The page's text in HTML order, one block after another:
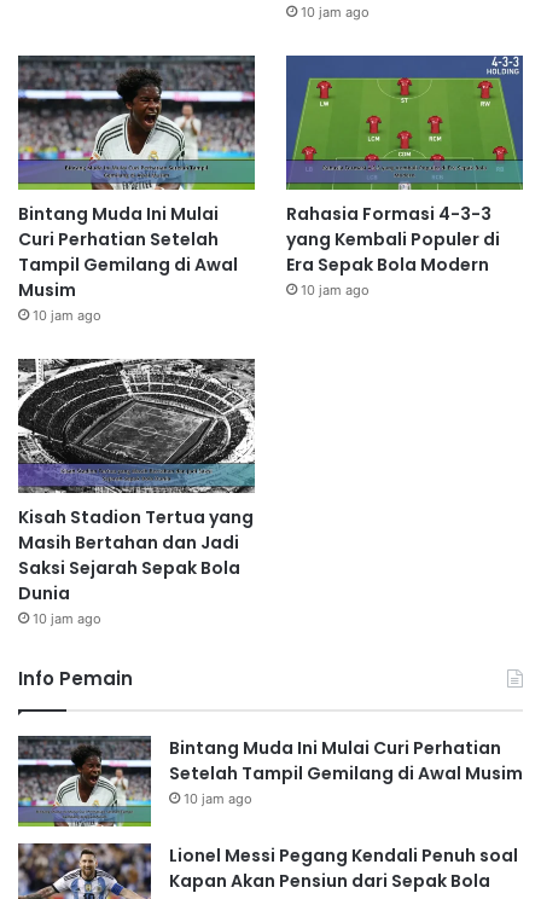
10 jam ago
Bintang Muda Ini Mulai
Curi Perhatian Setelah
Tampil Gemilang di Awal
Musim
10 jam ago
Rahasia Formasi 4-3-3
yang Kembali Populer di
Era Sepak Bola Modern
10 jam ago
Kisah Stadion Tertua yang
Masih Bertahan dan Jadi
Saksi Sejarah Sepak Bola
Dunia
10 jam ago
Info Pemain
Bintang Muda Ini Mulai Curi Perhatian
Setelah Tampil Gemilang di Awal Musim
10 jam ago
Lionel Messi Pegang Kendali Penuh soal
Kapan Akan Pensiun dari Sepak Bola